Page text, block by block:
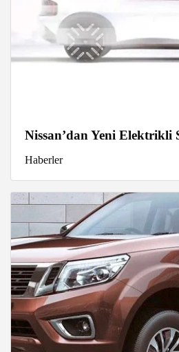
Nissan’dan Yeni Elektrikli
Haberler